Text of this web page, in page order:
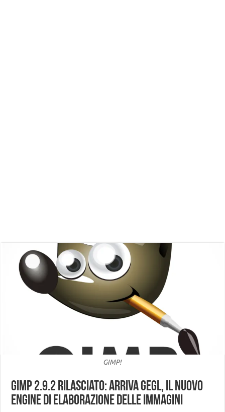
GIMP!
GIMP 2.9.2 rilasciato: arriva GEGL, il nuovo
engine di elaborazione delle immagini